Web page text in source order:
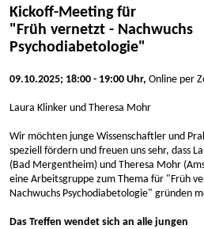
Kickoff-Meeting für
"Früh vernetzt - Nachwuchs
Psychodiabetologie"
09.10.2025; 18:00 - 19:00 Uhr, Online per
Laura Klinker und Theresa Mohr
Wir möchten junge Wissenschaftler und
speziell fördern und freuen uns sehr, dass
(Bad Mergentheim) und Theresa Mohr
eine Arbeitsgruppe zum Thema für "Früh
Nachwuchs Psychodiabetologie" gründen
Das Treffen wendet sich an alle jungen